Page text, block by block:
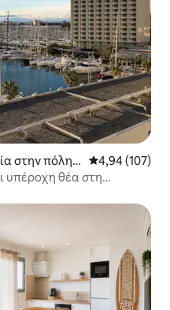
στην πόλη L Μέση
4,94 (107)
υπέροχη θέα στη